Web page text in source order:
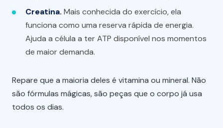
Creatina. Mais conhecida do exercício, ela
funciona como uma reserva rápida de energia.
Ajuda a célula a ter ATP disponível nos momentos
de maior demanda.
Repare que a maioria deles é vitamina ou mineral. Não
são fórmulas mágicas, são peças que o corpo já usa
todos os dias.